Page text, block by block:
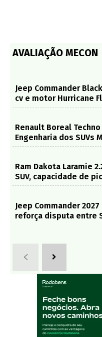
AVALIAÇÃO MECON
Jeep Commander
cv e motor Hurricane
Renault Boreal
Engenharia dos SUVs
Ram Dakota Laramie
SUV, capacidade de
Jeep Commander
reforça disputa entre